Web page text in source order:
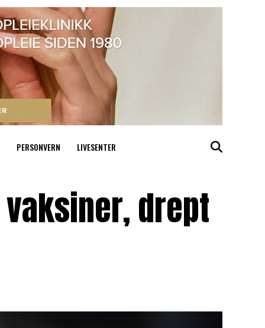
PERSONVERN LIVESENTER
drept